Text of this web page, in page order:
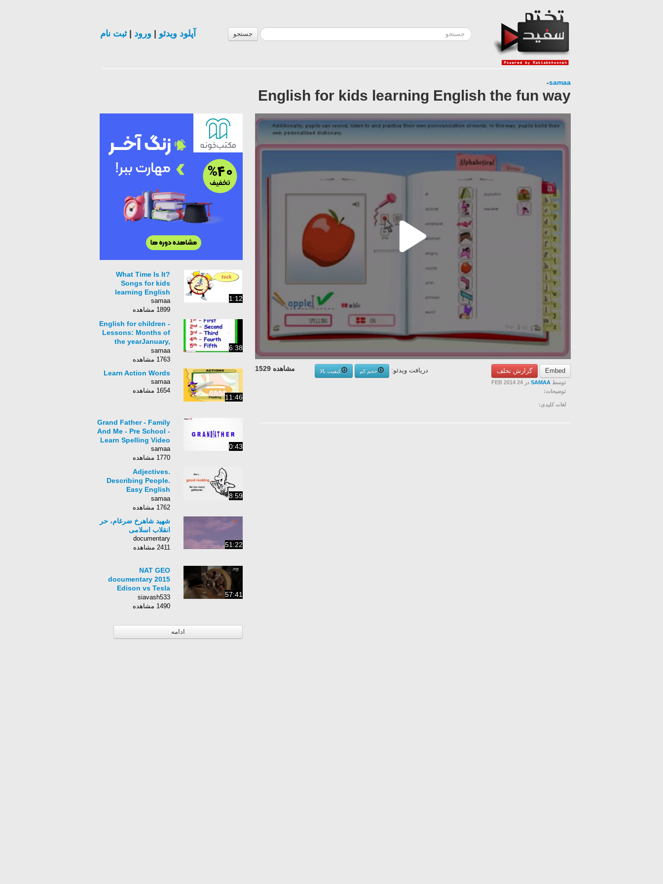
جستجو آپلود ویدئو ورود |ثبت نام
samaa
-
English for kids learning English the fun way
Embed گزارش تخلف مشاهده 1529 دریافت ویدئو: حجم کم
کیفیت بالا
توسط SAMAA در 24 FEB 2014
توضیحات:
لغات کلیدی:
1:12
What Time Is It?
Songs for kids
learning English
samaa
1899 مشاهده
6:38
English for children -
Lessons: Months of
the yearJanuary,
Febru
samaa
1763 مشاهده
11:46
Learn Action Words
samaa
1654 مشاهده
0:43
Grand Father - Family
And Me - Pre School -
Learn Spelling Video
samaa
1770 مشاهده
8:59
Adjectives.
Describing People.
Easy English
Conversation
Practice.
samaa
1762 مشاهده
51:22
شهید شاهرخ ضرغام، حر
انقلاب اسلامی
documentary
2411 مشاهده
57:41
NAT GEO
documentary 2015
Edison vs Tesla
American Genius
siavash533
1490 مشاهده
ادامه